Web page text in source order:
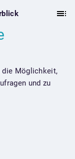
die Möglichkeit,
und zu